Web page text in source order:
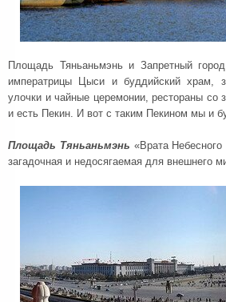
Площадь Тяньаньмэнь и Запретный
императрицы Цыси и буддийский храм,
улочки и чайные церемонии, рестораны со
и есть Пекин. И вот с таким Пекином мы и
Площадь Тяньаньмэнь «Врата
загадочная и недосягаемая для внешнего